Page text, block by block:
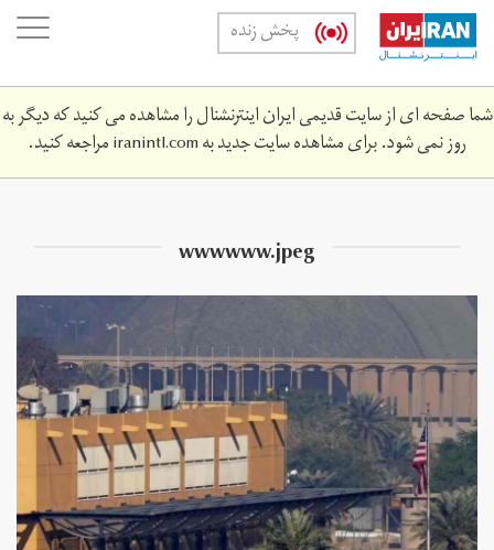
Skip
main
content
پخش زنده
شما صفحه ای از سایت قدیمی ایران اینترنشنال را مشاهده می کنید که دیگر به
روز نمی شود. برای مشاهده سایت جدید بهiranintl.comمراجعه کنید.
wwwwww.jpeg